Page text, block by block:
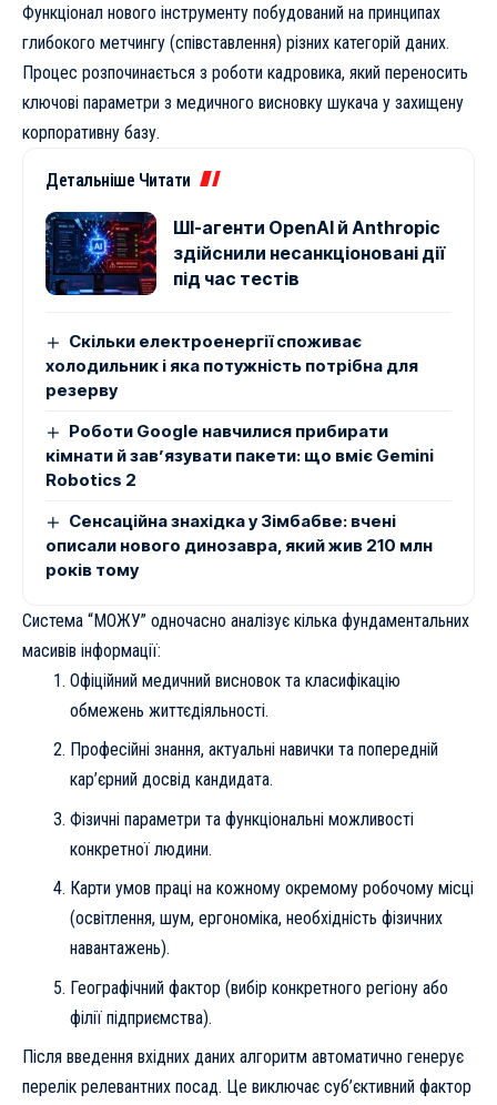
Функціонал нового інструменту побудований на принципах
глибокого метчингу (співставлення) різних категорій даних.
Процес розпочинається з роботи кадровика, який переносить
ключові параметри з медичного висновку шукача у захищену
корпоративну базу.
Детальніше Читати
ШІ-агенти OpenAI й Anthropic
здійснили несанкціоновані дії
під час тестів
Скільки електроенергії споживає
холодильник і яка потужність потрібна для
резерву
Роботи Google навчилися прибирати
кімнати й зав’язувати пакети: що вміє Gemini
Robotics 2
Сенсаційна знахідка у Зімбабве: вчені
описали нового динозавра, який жив 210 млн
років тому
Система “МОЖУ” одночасно аналізує кілька фундаментальних
масивів інформації:
Офіційний медичний висновок та класифікацію
обмежень життєдіяльності.
Професійні знання, актуальні навички та попередній
кар’єрний досвід кандидата.
Фізичні параметри та функціональні можливості
конкретної людини.
Карти умов праці на кожному окремому робочому місці
(освітлення, шум, ергономіка, необхідність фізичних
навантажень).
Географічний фактор (вибір конкретного регіону або
філії підприємства).
Після введення вхідних даних алгоритм автоматично генерує
перелік релевантних посад. Це виключає суб’єктивний фактор